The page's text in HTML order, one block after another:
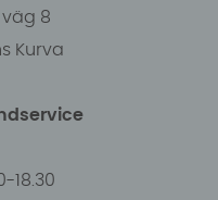
8
Kurva
18.30